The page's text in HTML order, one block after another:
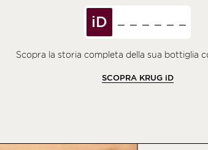
iD
Scopra la storia completa della sua bottiglia
SCOPRA KRUG iD